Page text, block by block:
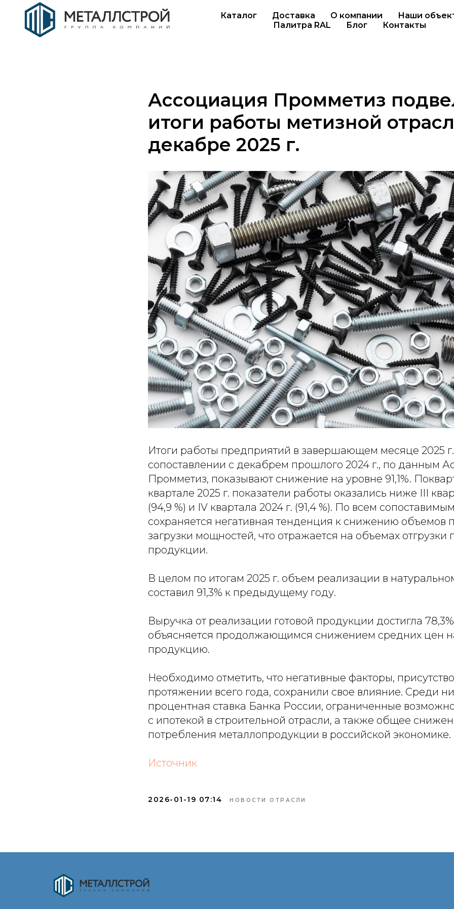
Каталог Доставка О компании
Наши
Палитра RAL
Блог Контакты
Ассоциация Промметиз
итоги работы метизной
декабре 2025 г.
Итоги работы предприятий в завершающем месяце 2025
сопоставлении с декабрем прошлого 2024 г., по данным
Промметиз, показывают снижение на уровне 91,1%.
квартале 2025 г. показатели работы оказались ниже III
(94,9 %) и IV квартала 2024 г. (91,4 %). По всем
сохраняется негативная тенденция к снижению объемов
загрузки мощностей, что отражается на объемах отгрузки
продукции.
В целом по итогам 2025 г. объем реализации в
составил 91,3% к предыдущему году.
Выручка от реализации готовой продукции достигла
объясняется продолжающимся снижением средних цен
продукцию.
Необходимо отметить, что негативные факторы,
протяжении всего года, сохранили свое влияние. Среди
процентная ставка Банка России, ограниченные
с ипотекой в строительной отрасли, а также общее
потребления металлопродукции в российской экономике.
Источник
2026-01-19 07:14 НОВОСТИ ОТРАСЛИ